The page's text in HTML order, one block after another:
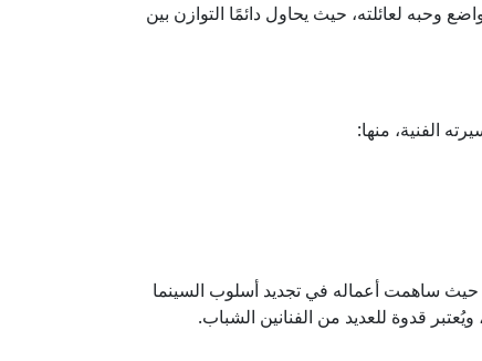
وحبه لعائلته، حيث يحاول دائمًا التوازن بين
الفنية، منها:
حيث ساهمت أعماله في تجديد أسلوب السينما
قدوة للعديد من الفنانين الشباب.